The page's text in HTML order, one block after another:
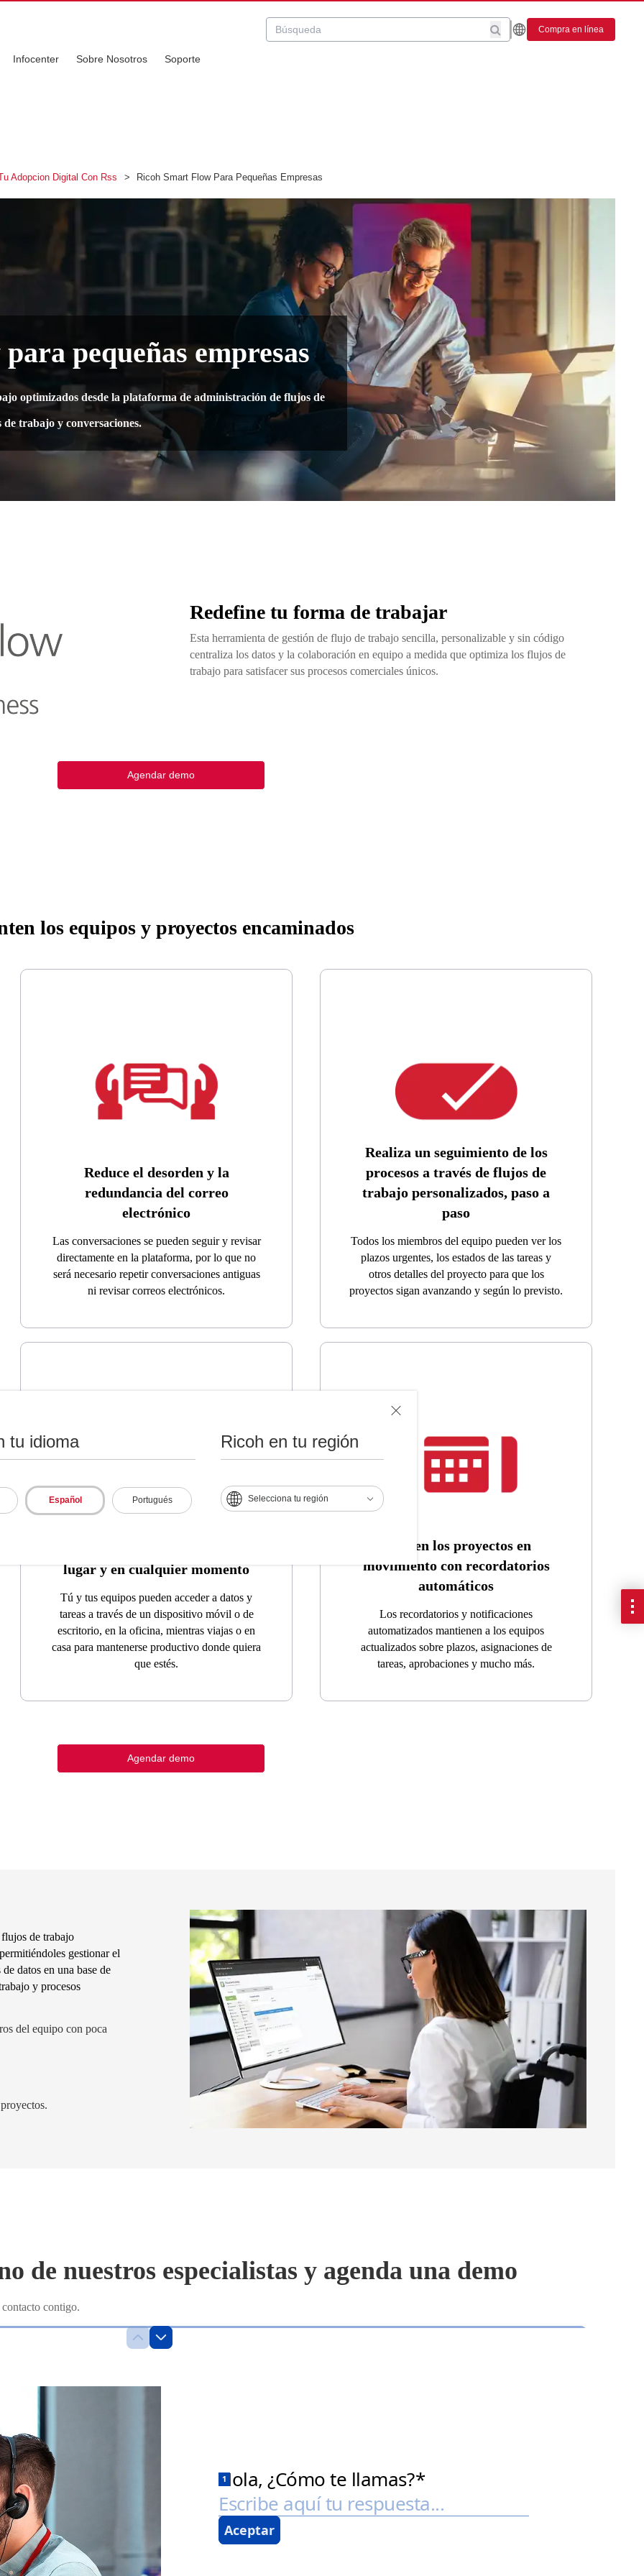
tu idioma
Español Portugués
Ricoh en tu región
Selecciona tu región
Compra en línea
Infocenter Sobre Nosotros Soporte
Adopcion Digital Con Rss > Ricoh Smart Flow Para Pequeñas Empresas
pequeñas empresas
optimizados desde la plataforma de administración de flujos de
trabajo y conversaciones.
Redefine tu forma de trabajar
Esta herramienta de gestión de flujo de trabajo sencilla, personalizable y sin código
centraliza los datos y la colaboración en equipo a medida que optimiza los flujos de
trabajo para satisfacer sus procesos comerciales únicos.
Agendar demo
los equipos y proyectos encaminados
Reduce el desorden y la
redundancia del correo
electrónico
Las conversaciones se pueden seguir y revisar
directamente en la plataforma, por lo que no
será necesario repetir conversaciones antiguas
ni revisar correos electrónicos.
Realiza un seguimiento de los
procesos a través de flujos de
trabajo personalizados, paso a
paso
Todos los miembros del equipo pueden ver los
plazos urgentes, los estados de las tareas y
otros detalles del proyecto para que los
proyectos sigan avanzando y según lo previsto.
lugar y en cualquier momento
Tú y tus equipos pueden acceder a datos y
tareas a través de un dispositivo móvil o de
escritorio, en la oficina, mientras viajas o en
casa para mantenerse productivo donde quiera
que estés.
Manten los proyectos en
movimiento con recordatorios
automáticos
Los recordatorios y notificaciones
automatizados mantienen a los equipos
actualizados sobre plazos, asignaciones de
tareas, aprobaciones y mucho más.
Agendar demo
de trabajo
gestionar el
datos en una base de
y procesos
del equipo con poca
de nuestros especialistas y agenda una demo
contigo.